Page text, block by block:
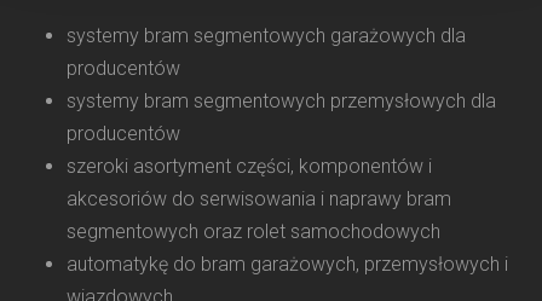
systemy bram segmentowych garażowych dla
producentów
systemy bram segmentowych przemysłowych dla
producentów
szeroki asortyment części, komponentów i
akcesoriów do serwisowania i naprawy bram
segmentowych oraz rolet samochodowych
automatykę do bram garażowych, przemysłowych i